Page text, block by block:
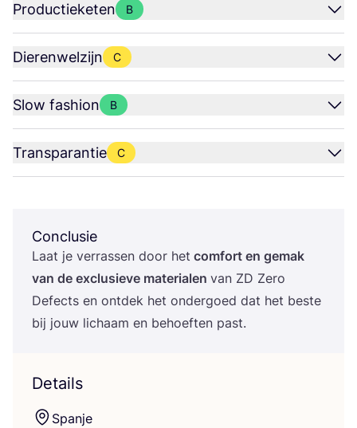
Productieketen B
Dierenwelzijn C
Slow fashion B
Transparantie C
Conclusie
Laat je ver­ras­sen door het com­fort en gemak
van de exclu­sie­ve mate­ri­a­len van ZD Zero
Defects en ont­dek het onder­goed dat het bes­te
bij jouw lichaam en behoef­ten past.
Details
Span­je